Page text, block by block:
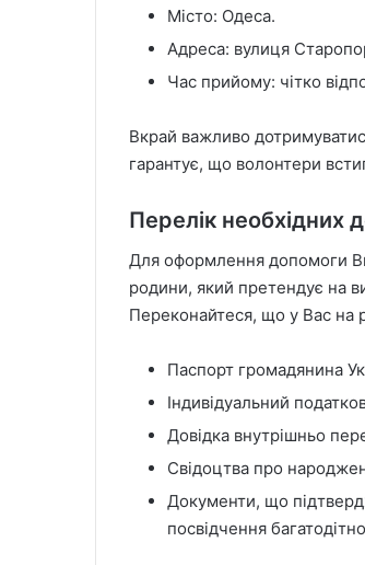
Місто: Одеса.
Адреса: вулиця
Час прийому: чітко
Вкрай важливо
гарантує, що волонтери
Перелік необхідних
Для оформлення допомоги
родини, який претендує на
Переконайтеся, що у Вас на
Паспорт громадянина
Індивідуальний
Довідка внутрішньо
Свідоцтва про
Документи, що
посвідчення